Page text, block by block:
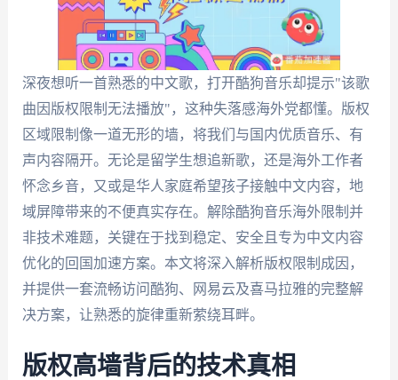
深夜想听一首熟悉的中文歌，打开酷狗音乐却提示"该歌
曲因版权限制无法播放"，这种失落感海外党都懂。版权
区域限制像一道无形的墙，将我们与国内优质音乐、有
声内容隔开。无论是留学生想追新歌，还是海外工作者
怀念乡音，又或是华人家庭希望孩子接触中文内容，地
域屏障带来的不便真实存在。解除酷狗音乐海外限制并
非技术难题，关键在于找到稳定、安全且专为中文内容
优化的回国加速方案。本文将深入解析版权限制成因，
并提供一套流畅访问酷狗、网易云及喜马拉雅的完整解
决方案，让熟悉的旋律重新萦绕耳畔。
版权高墙背后的技术真相